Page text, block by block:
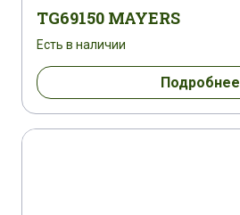
TG69150 MAYERS
Есть в наличии
Подробнее